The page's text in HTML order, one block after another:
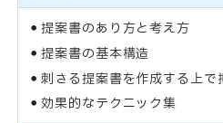
提案書のあり方と考え方
提案書の基本構造
刺さる提案書を作成する上で
効果的なテクニック集